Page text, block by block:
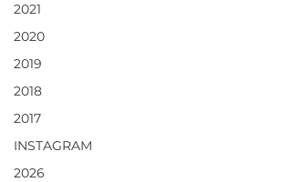
2021
2020
2019
2018
2017
INSTAGRAM
2026